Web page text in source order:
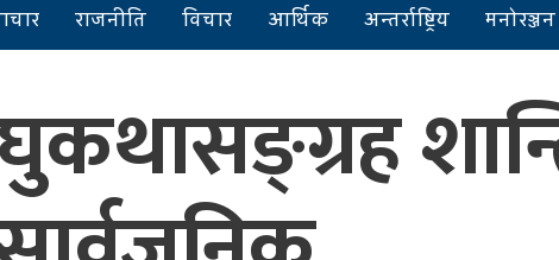
राजनीति विचार आर्थिक अन्तर्राष्ट्रिय मनोरञ्जन